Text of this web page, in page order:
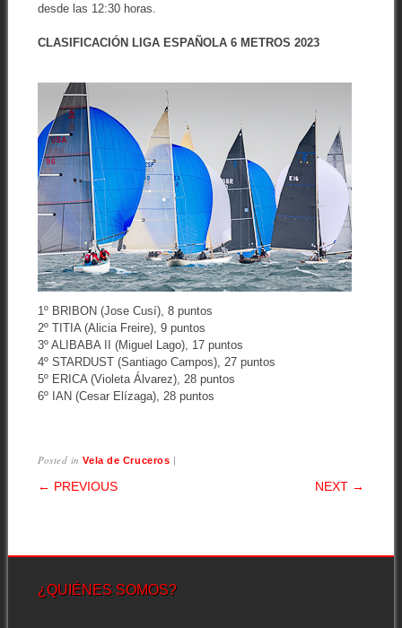
desde las 12:30 horas.
CLASIFICACIÓN LIGA ESPAÑOLA 6 METROS 2023
1º BRIBON (Jose Cusí), 8 puntos
2º TITIA (Alicia Freire), 9 puntos
3º ALIBABA II (Miguel Lago), 17 puntos
4º STARDUST (Santiago Campos), 27 puntos
5º ERICA (Violeta Álvarez), 28 puntos
6º IAN (Cesar Elízaga), 28 puntos
Posted inVela de Cruceros |
POST NAVIGATION
← PREVIOUS NEXT →
¿QUIÉNES SOMOS?